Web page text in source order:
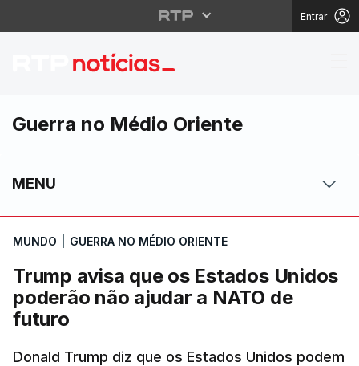
Entrar
Trump avisa que os
Guerra no Médio Oriente
MENU
MUNDO GUERRA NO MÉDIO ORIENTE
Trump avisa que os Estados Unidos
poderão não ajudar a NATO de
futuro
Donald Trump diz que os Estados Unidos podem